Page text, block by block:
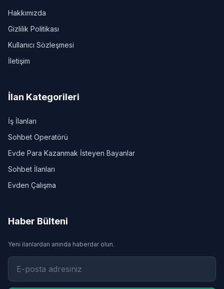
Hakkımızda
Gizlilik Politikası
Kullanıcı Sözleşmesi
İletişim
İlan Kategorileri
İş İlanları
Sohbet Operatörü
Evde Para Kazanmak İsteyen Bayanlar
Sohbet İlanları
Evden Çalışma
Haber Bülteni
Yeni ilanlardan anında haberdar olun.